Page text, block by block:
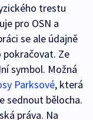
trestu
pro OSN a
se ale údajně
Ze
symbol. Možná
Parksové, která
sednout bělocha.
práva. Na